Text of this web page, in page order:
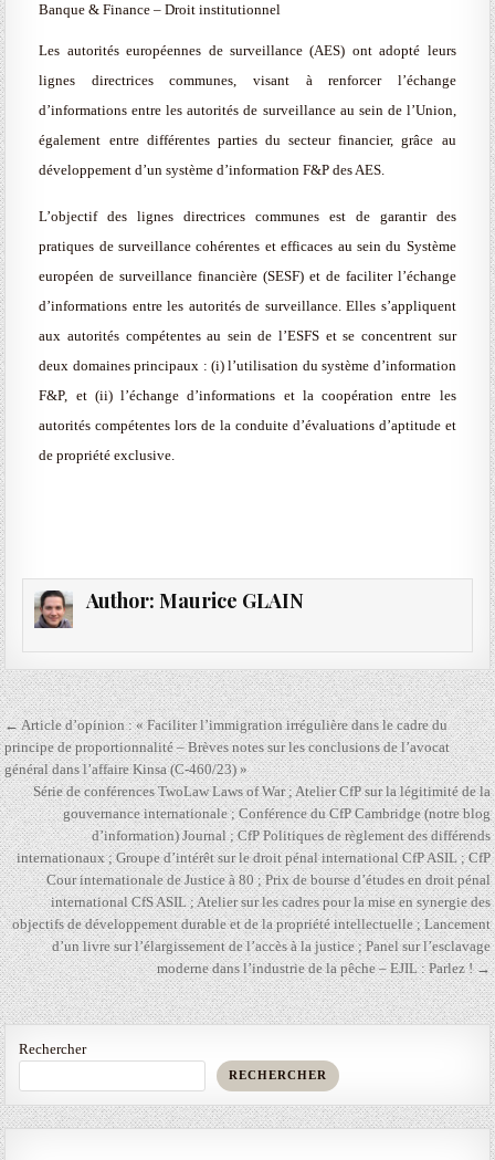
Banque & Finance – Droit institutionnel
Les autorités européennes de surveillance (AES) ont adopté leurs
lignes directrices communes, visant à renforcer l’échange
d’informations entre les autorités de surveillance au sein de l’Union,
également entre différentes parties du secteur financier, grâce au
développement d’un système d’information F&P des AES.
L’objectif des lignes directrices communes est de garantir des
pratiques de surveillance cohérentes et efficaces au sein du Système
européen de surveillance financière (SESF) et de faciliter l’échange
d’informations entre les autorités de surveillance. Elles s’appliquent
aux autorités compétentes au sein de l’ESFS et se concentrent sur
deux domaines principaux : (i) l’utilisation du système d’information
F&P, et (ii) l’échange d’informations et la coopération entre les
autorités compétentes lors de la conduite d’évaluations d’aptitude et
de propriété exclusive.
Author: Maurice GLAIN
Navigation
de
l’article
← Article d’opinion : « Faciliter l’immigration irrégulière dans le cadre du
principe de proportionnalité – Brèves notes sur les conclusions de l’avocat
général dans l’affaire Kinsa (C-460/23) »
Série de conférences TwoLaw Laws of War ; Atelier CfP sur la légitimité de la
gouvernance internationale ; Conférence du CfP Cambridge (notre blog
d’information) Journal ; CfP Politiques de règlement des différends
internationaux ; Groupe d’intérêt sur le droit pénal international CfP ASIL ; CfP
Cour internationale de Justice à 80 ; Prix ​​de bourse d’études en droit pénal
international CfS ASIL ; Atelier sur les cadres pour la mise en synergie des
objectifs de développement durable et de la propriété intellectuelle ; Lancement
d’un livre sur l’élargissement de l’accès à la justice ; Panel sur l’esclavage
moderne dans l’industrie de la pêche – EJIL : Parlez ! →
Rechercher
RECHERCHER